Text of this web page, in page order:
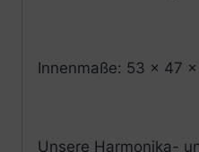
Innenmaße: 53 x 47
Unsere Harmonika-